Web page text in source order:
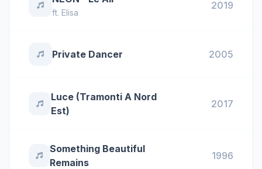
ft. Elisa
2019
Private Dancer 2005
Luce (Tramonti A Nord
Est)
2017
Something Beautiful
Remains
1996